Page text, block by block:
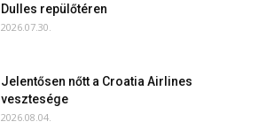
Dulles repülőtéren
2026.07.30.
Jelentősen nőtt a Croatia Airlines
vesztesége
2026.08.04.